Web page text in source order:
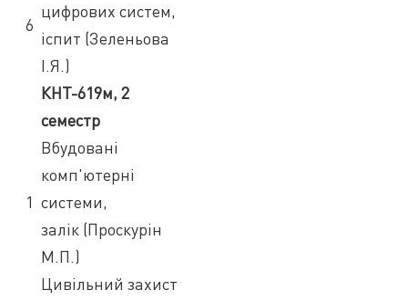
6
цифрових систем,
іспит (Зеленьова
І.Я.)
КНТ-619м, 2
семестр
1
Вбудовані
комп'ютерні
системи,
залік (Проскурін
М.П.)
Цивільний захист